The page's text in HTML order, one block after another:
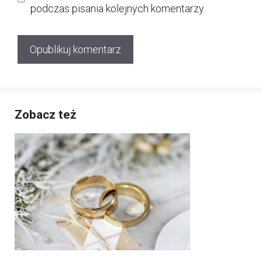
podczas pisania kolejnych komentarzy.
Zobacz też